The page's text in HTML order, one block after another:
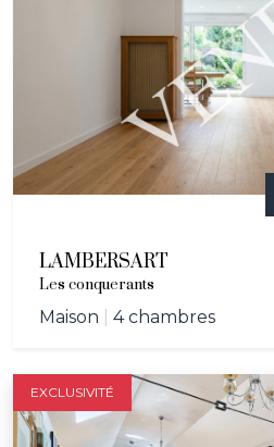
LAMBERSART
Les conquerants
Maison 4 chambres
EXCLUSIVITÉ